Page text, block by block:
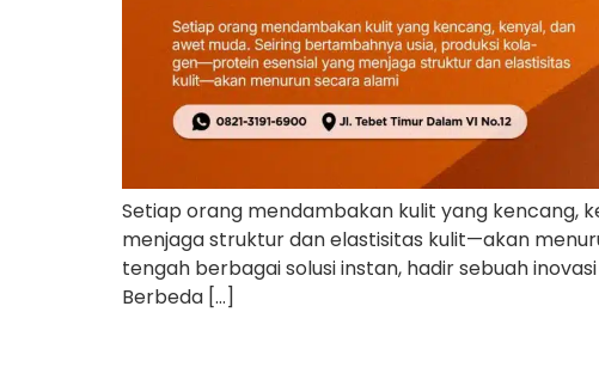
Setiap orang mendambakan kulit yang kencang,
menjaga struktur dan elastisitas kulit—akan
tengah berbagai solusi instan, hadir sebuah
Berbeda […]